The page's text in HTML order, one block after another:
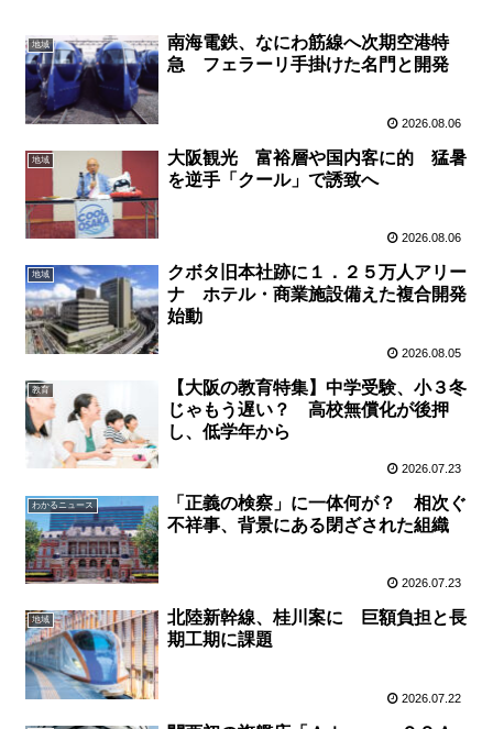
地域
南海電鉄、なにわ筋線へ次期空港特
急 フェラーリ手掛けた名門と開発
2026.08.06
地域
大阪観光 富裕層や国内客に的 猛暑
を逆手「クール」で誘致へ
2026.08.06
地域
クボタ旧本社跡に１．２５万人アリー
ナ ホテル・商業施設備えた複合開発
始動
2026.08.05
教育
【大阪の教育特集】中学受験、小３冬
じゃもう遅い？ 高校無償化が後押
し、低学年から
2026.07.23
わかるニュース
「正義の検察」に一体何が？ 相次ぐ
不祥事、背景にある閉ざされた組織
2026.07.23
地域
北陸新幹線、桂川案に 巨額負担と長
期工期に課題
2026.07.22